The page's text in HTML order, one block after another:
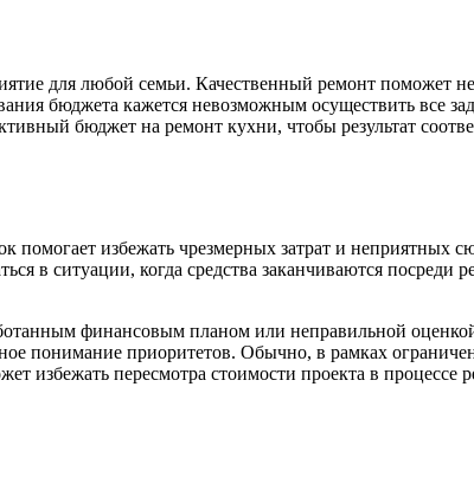
для любой семьи. Качественный ремонт поможет
бюджета кажется невозможным осуществить все
бюджет на ремонт кухни, чтобы результат
избежать чрезмерных затрат и неприятных
в ситуации, когда средства заканчиваются
финансовым планом или неправильной
понимание приоритетов. Обычно, в рамках
избежать пересмотра стоимости проекта в процессе